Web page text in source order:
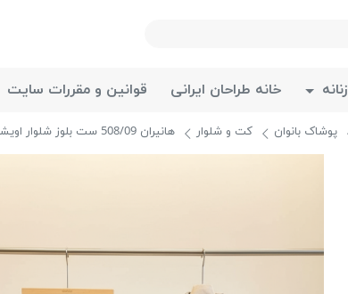
زنانه خانه طراحان ایرانی قوانین و مقررات سایت
پوشاک بانوان کت و شلوار هانیران 508/09 ست بلوز شلوار اویشو دو جیب زیپی